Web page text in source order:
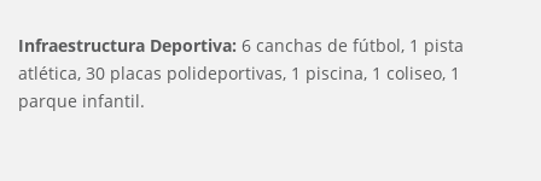
Infraestructura Deportiva: 6 canchas de fútbol, 1 pista
atlética, 30 placas polideportivas, 1 piscina, 1 coliseo, 1
parque infantil.